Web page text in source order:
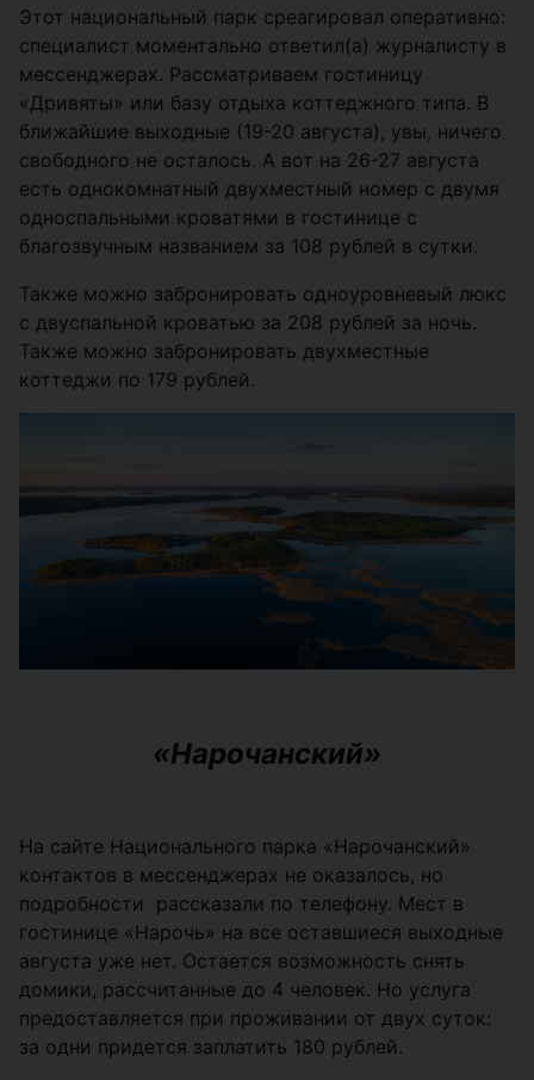
Этот национальный парк среагировал оперативно:
специалист моментально ответил(а) журналисту в
мессенджерах. Рассматриваем гостиницу
«Дривяты» или базу отдыха коттеджного типа. В
ближайшие выходные (19-20 августа), увы, ничего
свободного не осталось. А вот на 26-27 августа
есть однокомнатный двухместный номер с двумя
односпальными кроватями в гостинице с
благозвучным названием за 108 рублей в сутки.
Также можно забронировать одноуровневый люкс
с двуспальной кроватью за 208 рублей за ночь.
Также можно забронировать двухместные
коттеджи по 179 рублей.
«Нарочанский»
На сайте Национального парка «Нарочанский»
контактов в мессенджерах не оказалось, но
подробности рассказали по телефону. Мест в
гостинице «Нарочь» на все оставшиеся выходные
августа уже нет. Остается возможность снять
домики, рассчитанные до 4 человек. Но услуга
предоставляется при проживании от двух суток:
за одни придется заплатить 180 рублей.